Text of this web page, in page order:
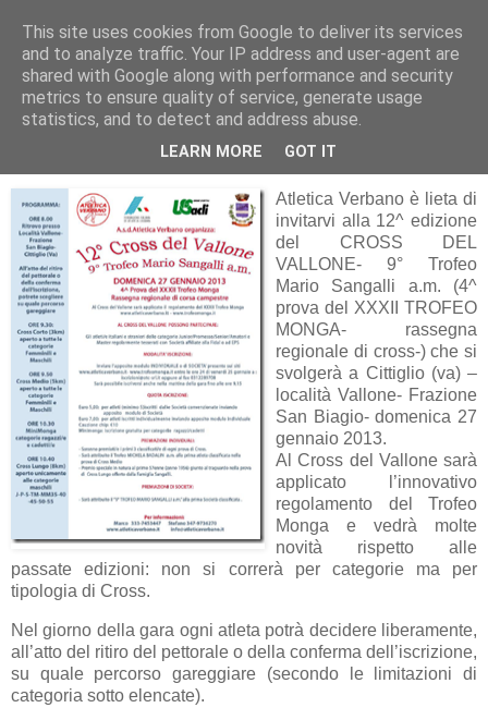
RUNNERS VALBOSSA
giovedì 17 gennaio 2013
CROSS DEL VALLONE
Atletica Verbano è lieta di
invitarvi alla 12^ edizione
del CROSS DEL
VALLONE- 9° Trofeo
Mario Sangalli a.m. (4^
prova del XXXII TROFEO
MONGA- rassegna
regionale di cross-) che si
svolgerà a Cittiglio (va) –
località Vallone- Frazione
San Biagio- domenica 27
gennaio 2013.
Al Cross del Vallone sarà
applicato l’innovativo
regolamento del Trofeo
Monga e vedrà molte
novità rispetto alle
passate edizioni: non si correrà per categorie ma per
tipologia di Cross.
Nel giorno della gara ogni atleta potrà decidere liberamente,
all’atto del ritiro del pettorale o della conferma dell’iscrizione,
su quale percorso gareggiare (secondo le limitazioni di
categoria sotto elencate).
This site uses cookies from Google to deliver its services
and to analyze traffic. Your IP address and user-agent are
shared with Google along with performance and security
metrics to ensure quality of service, generate usage
statistics, and to detect and address abuse.
LEARN MORE GOT IT